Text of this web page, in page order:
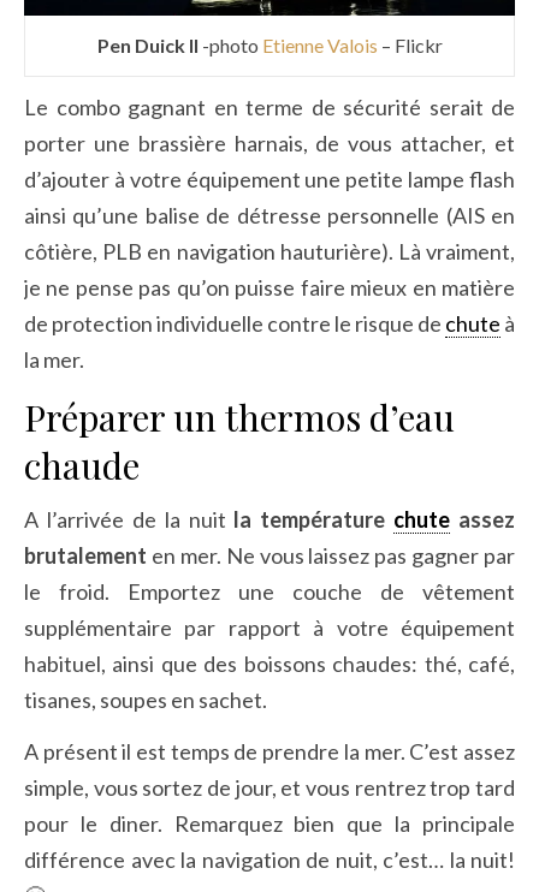
Pen Duick II -photo Etienne Valois – Flickr
Le combo gagnant en terme de sécurité serait de
porter une brassière harnais, de vous attacher, et
d’ajouter à votre équipement une petite lampe flash
ainsi qu’une balise de détresse personnelle (AIS en
côtière, PLB en navigation hauturière). Là vraiment,
je ne pense pas qu’on puisse faire mieux en matière
de protection individuelle contre le risque de chute à
la mer.
Préparer un thermos d’eau
chaude
A l’arrivée de la nuit la température chute assez
brutalement en mer. Ne vous laissez pas gagner par
le froid. Emportez une couche de vêtement
supplémentaire par rapport à votre équipement
habituel, ainsi que des boissons chaudes: thé, café,
tisanes, soupes en sachet.
A présent il est temps de prendre la mer. C’est assez
simple, vous sortez de jour, et vous rentrez trop tard
pour le diner. Remarquez bien que la principale
différence avec la navigation de nuit, c’est… la nuit!